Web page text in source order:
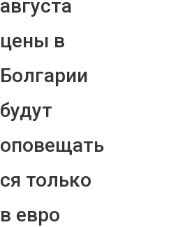
августа
цены в
Болгарии
будут
оповещать
ся только
в евро